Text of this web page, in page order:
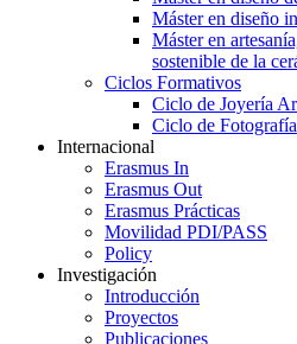
Máster en diseño
Máster en
sostenible de la
Ciclos Formativos
Ciclo de Joyería
Ciclo de Fotografía
Internacional
Erasmus In
Erasmus Out
Erasmus Prácticas
Movilidad PDI/PASS
Policy
Investigación
Introducción
Proyectos
Publicaciones